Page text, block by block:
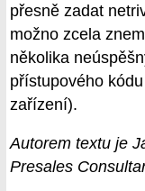
přesně zadat
možno zcela
několika
přístupového
zařízení).
Autorem textu je
Presales